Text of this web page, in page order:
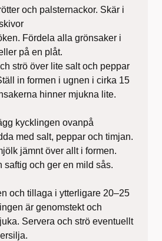
och palsternackor. Skär i
Fördela alla grönsaker i
på en plåt.
strö över lite salt och peppar
in formen i ugnen i cirka 15
hinner mjukna lite.
kycklingen ovanpå
med salt, peppar och timjan.
jämnt över allt i formen.
saftig och ger en mild sås.
och tillaga i ytterligare 20–25
är genomstekt och
Servera och strö eventuellt